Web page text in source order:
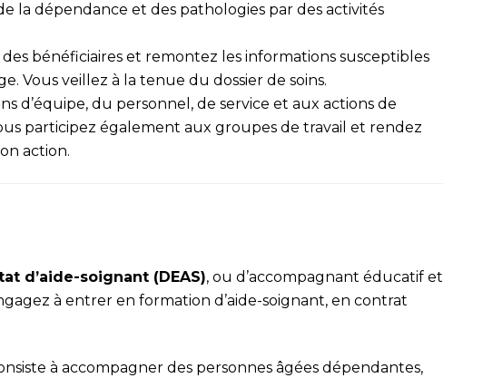
la dépendance et des pathologies par des activités
bénéficiaires et remontez les informations susceptibles
Vous veillez à la tenue du dossier de soins.
d’équipe, du personnel, de service et aux actions de
participez également aux groupes de travail et rendez
action.
d’aide-soignant (DEAS), ou d’accompagnant éducatif et
à entrer en formation d’aide-soignant, en contrat
à accompagner des personnes âgées dépendantes,